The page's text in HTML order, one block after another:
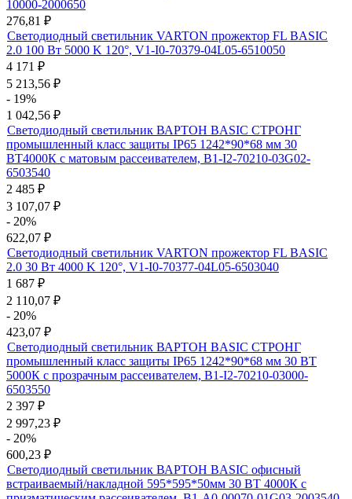
10000-2000650
276,81 ₽
Светодиодный светильник VARTON прожектор FL BASIC
2.0 100 Вт 5000 K 120°, V1-I0-70379-04L05-6510050
4 171 ₽
5 213,56 ₽
- 19%
1 042,56 ₽
Светодиодный светильник ВАРТОН BASIC СТРОНГ
промышленный класс защиты IP65 1242*90*68 мм 30
ВТ4000К с матовым рассеивателем, B1-I2-70210-03G02-
6503540
2 485 ₽
3 107,07 ₽
- 20%
622,07 ₽
Светодиодный светильник VARTON прожектор FL BASIC
2.0 30 Вт 4000 K 120°, V1-I0-70377-04L05-6503040
1 687 ₽
2 110,07 ₽
- 20%
423,07 ₽
Светодиодный светильник ВАРТОН BASIC СТРОНГ
промышленный класс защиты IP65 1242*90*68 мм 30 ВТ
5000К с прозрачным рассеивателем, B1-I2-70210-03000-
6503550
2 397 ₽
2 997,23 ₽
- 20%
600,23 ₽
Светодиодный светильник ВАРТОН BASIC офисный
встраиваемый/накладной 595*595*50мм 30 ВТ 4000К с